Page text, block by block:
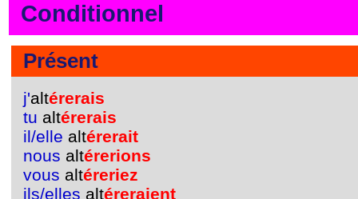
Conditionnel
Présent
j'altérerais
tu altérerais
il/elle altérerait
nous altérerions
vous altéreriez
ils/elles altéreraient